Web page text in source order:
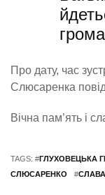
Про дату, час
Слюсаренка
Вічна пам’ять і
TAGS: #ГЛУХОВЕЦЬКА
СЛЮСАРЕНКО
#